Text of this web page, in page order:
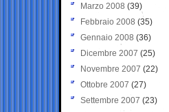
Marzo 2008 (39)
Febbraio 2008 (35)
Gennaio 2008 (36)
Dicembre 2007 (25)
Novembre 2007 (22)
Ottobre 2007 (27)
Settembre 2007 (23)